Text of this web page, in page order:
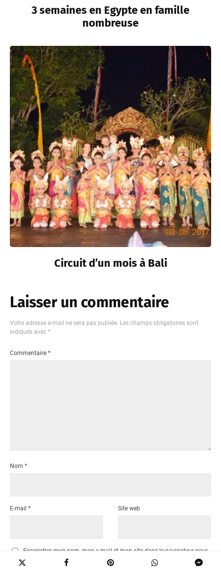
3 semaines en Egypte en famille
nombreuse
Circuit d’un mois à Bali
Laisser un commentaire
Votre adresse e-mail ne sera pas publiée. Les champs obligatoires sont
indiqués avec *
Commentaire *
Nom *
E-mail * Site web
Enregistrer mon nom, mon e-mail et mon site dans le navigateur pour
mon prochain commentaire.